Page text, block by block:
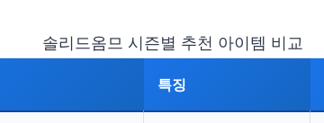
솔리드옴므 시즌별 추천 아이템 비교
특징